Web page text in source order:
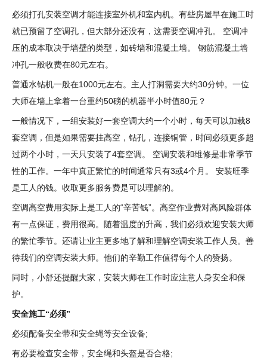
必须打孔安装空调才能连接室外机和室内机。有些房屋早在施工时
就已预留了空调孔，但大部分还没有，这需要空调冲孔。 空调冲
压的成本取决于墙壁的类型，如砖墙和混凝土墙。 钢筋混凝土墙
冲孔一般收费在80元左右。
普通水钻机一般在1000元左右。主人打洞需要大约30分钟。一位
大师在墙上拿着一台重约50磅的机器半小时值80元？
一般情况下，一组安装好一套空调大约一个小时，每天可以加载8
套空调，但是如果需要挂高空，钻孔，连接铜管，时间必须更多超
过两个小时，一天只安装了4套空调。 空调安装和维修是非常季节
性的工作。一年中真正繁忙的时间通常只有3或4个月。 安装旺季
是工人的钱。收取更多服务费是可以理解的。
空调高空费用实际上是工人的“辛苦钱”。高空作业费对高风险群体
有一点保证，费用很高。随着温度的升高，我们必须欢迎安装大师
的繁忙季节。还请让业主更多地了解和理解空调安装工作人员。善
待我们的空调安装大师。他们的辛勤工作值得每个人的赞扬。
同时，小舒还提醒大家，安装大师在工作时应注意人身安全和保
护。
安全施工“必须”
必须配备安全带和安全绳等安全设备;
有必要检查安全带，安全绳和头盔是否合格;